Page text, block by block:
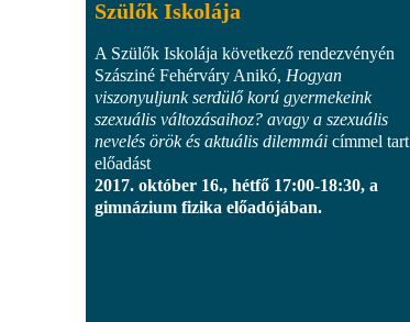
Szülők Iskolája
A Szülők Iskolája következő rendezvényén
Szásziné Fehérváry Anikó, Hogyan
viszonyuljunk serdülő korú gyermekeink
szexuális változásaihoz? avagy a szexuális
nevelés örök és aktuális dilemmái címmel tart
előadást
2017. október 16., hétfő 17:00-18:30, a
gimnázium fizika előadójában.